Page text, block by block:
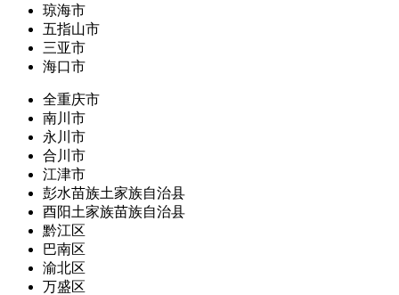
琼海市
五指山市
三亚市
海口市
全重庆市
南川市
永川市
合川市
江津市
彭水苗族土家族自治县
酉阳土家族苗族自治县
黔江区
巴南区
渝北区
万盛区